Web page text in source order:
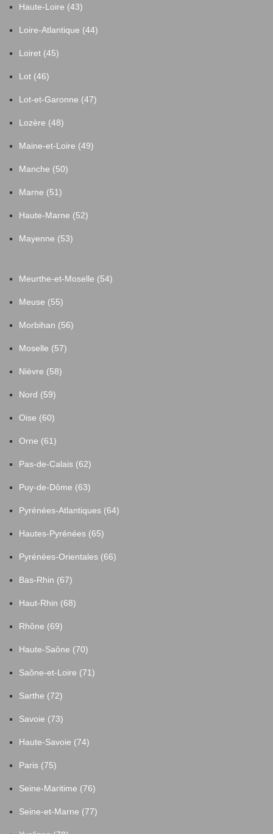
Haute-Loire (43)
Loire-Atlantique (44)
Loiret (45)
Lot (46)
Lot-et-Garonne (47)
Lozère (48)
Maine-et-Loire (49)
Manche (50)
Marne (51)
Haute-Marne (52)
Mayenne (53)
Meurthe-et-Moselle (54)
Meuse (55)
Morbihan (56)
Moselle (57)
Nièvre (58)
Nord (59)
Oise (60)
Orne (61)
Pas-de-Calais (62)
Puy-de-Dôme (63)
Pyrénées-Atlantiques (64)
Hautes-Pyrénées (65)
Pyrénées-Orientales (66)
Bas-Rhin (67)
Haut-Rhin (68)
Rhône (69)
Haute-Saône (70)
Saône-et-Loire (71)
Sarthe (72)
Savoie (73)
Haute-Savoie (74)
Paris (75)
Seine-Maritime (76)
Seine-et-Marne (77)